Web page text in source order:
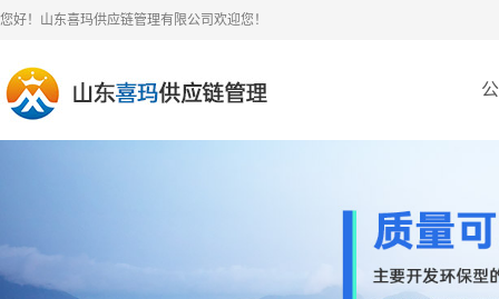
您好！山东喜玛供应链管理有限公司欢迎您！